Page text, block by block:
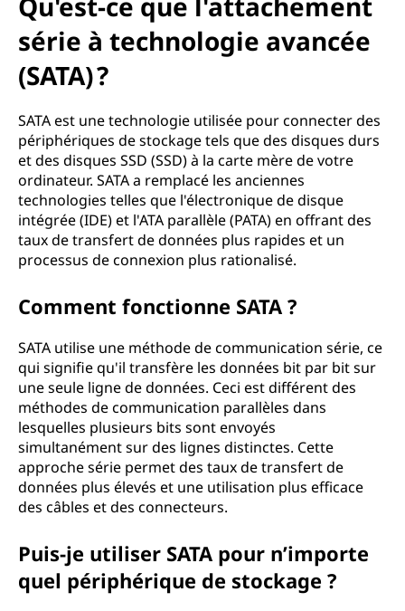
série à technologie avancée
(SATA) ?
SATA est une technologie utilisée pour connecter des
périphériques de stockage tels que des disques durs
et des disques SSD (SSD) à la carte mère de votre
ordinateur. SATA a remplacé les anciennes
technologies telles que l'électronique de disque
intégrée (IDE) et l'ATA parallèle (PATA) en offrant des
taux de transfert de données plus rapides et un
processus de connexion plus rationalisé.
Comment fonctionne SATA ?
SATA utilise une méthode de communication série, ce
qui signifie qu'il transfère les données bit par bit sur
une seule ligne de données. Ceci est différent des
méthodes de communication parallèles dans
lesquelles plusieurs bits sont envoyés
simultanément sur des lignes distinctes. Cette
approche série permet des taux de transfert de
données plus élevés et une utilisation plus efficace
des câbles et des connecteurs.
Puis-je utiliser SATA pour n’importe
quel périphérique de stockage ?